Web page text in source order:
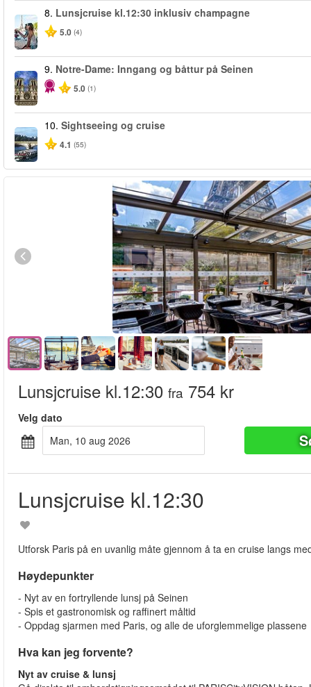
8. Lunsjcruise kl.12:30 inklusiv champagne
5.0 (4)
9. Notre-Dame: Inngang og båttur på Seinen
5.0 (1)
10. Sightseeing og cruise
4.1 (55)
Lunsjcruise kl.12:30 fra 754 kr
Velg dato
man, 10 aug 2026
Lunsjcruise kl.12:30
Utforsk Paris på en uvanlig måte gjennom å ta en cruise langs
Høydepunkter
- Nyt av en fortryllende lunsj på Seinen
- Spis et gastronomisk og raffinert måltid
- Oppdag sjarmen med Paris, og alle de uforglemmelige plassene
Hva kan jeg forvente?
Nyt av cruise & lunsj